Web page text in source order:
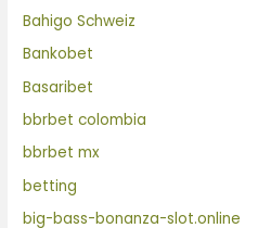
Bahigo Schweiz
Bankobet
Basaribet
bbrbet colombia
bbrbet mx
betting
big-bass-bonanza-slot.online